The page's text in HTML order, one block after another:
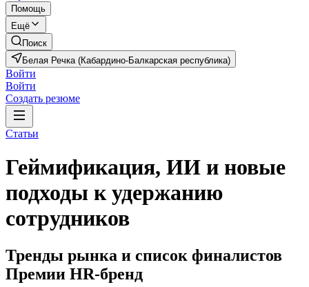
Помощь
Ещё
Поиск
Белая Речка (Кабардино-Балкарская республика)
Войти
Войти
Создать резюме
Статьи
Геймификация, ИИ и новые
подходы к удержанию
сотрудников
Тренды рынка и список финалистов
Премии HR-бренд